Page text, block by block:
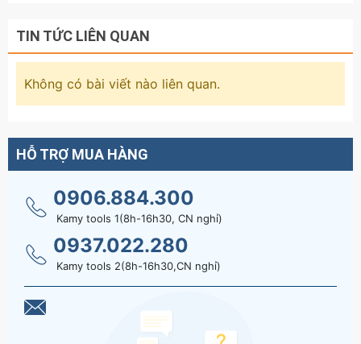
dòng tuýp ngắn không thể chạm tới.
Hãy liên hệ với kamytools để biết thêm thông tinh
chi tiết sản phẩm bộ đầu tuýp lú đầu sao M lớn
vuông 1/2 inch dài 100mm Kingtony 4116PR 6
TIN TỨC LIÊN QUAN
Không có bài viết nào liên quan.
HỖ TRỢ MUA HÀNG
0906.884.300
Kamy tools 1(8h-16h30, CN nghỉ)
0937.022.280
Kamy tools 2(8h-16h30,CN nghỉ)